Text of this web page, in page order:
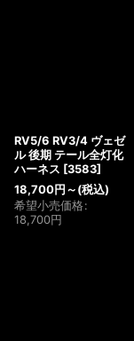
RV5/6 RV3/4 ヴェゼ
ル 後期 テール全灯化
ハーネス [3583]
18,700円 ～ (税込)
希望小売価格:
18,700円